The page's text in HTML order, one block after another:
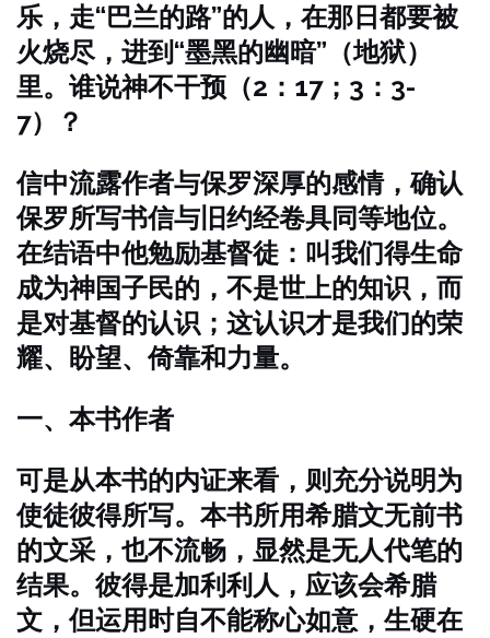
乐，走“巴兰的路”的人，在那日都要被
火烧尽，进到“墨黑的幽暗”（地狱）
里。谁说神不干预（2：17；3：3-
7）？
信中流露作者与保罗深厚的感情，确认
保罗所写书信与旧约经卷具同等地位。
在结语中他勉励基督徒：叫我们得生命
成为神国子民的，不是世上的知识，而
是对基督的认识；这认识才是我们的荣
耀、盼望、倚靠和力量。
一、本书作者
可是从本书的内证来看，则充分说明为
使徒彼得所写。本书所用希腊文无前书
的文采，也不流畅，显然是无人代笔的
结果。彼得是加利利人，应该会希腊
文，但运用时自不能称心如意，生硬在